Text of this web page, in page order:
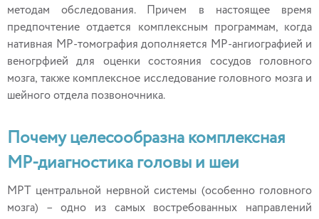
методам обследования. Причем в настоящее время
предпочтение отдается комплексным программам, когда
нативная МР-томография дополняется МР-ангиографией и
веногрфией для оценки состояния сосудов головного
мозга, также комплексное исследование головного мозга и
шейного отдела позвоночника.
Почему целесообразна комплексная
МР-диагностика головы и шеи
МРТ центральной нервной системы (особенно головного
мозга) – одно из самых востребованных направлений